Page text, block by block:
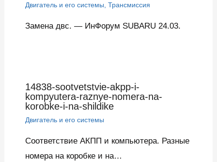
Двигатель и его системы Трансмиссия
Замена двс. — ИнФорум SUBARU 24.03.
14838-sootvetstvie-akpp-i-
kompyutera-raznye-nomera-na-
korobke-i-na-shildike
Двигатель и его системы
Соответствие АКПП и компьютера. Разные
номера на коробке и на…